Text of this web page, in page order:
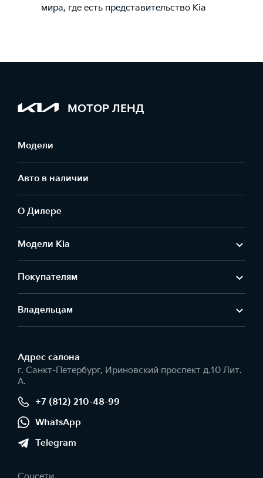
мира, где есть представительство Kia
МОТОР ЛЕНД
Модели
Авто в наличии
О Дилере
Модели Kia
Покупателям
Владельцам
Адрес салонa
г. Санкт-Петербург, Ириновский проспект д.10 Лит.
А.
+7 (812) 210-48-99
WhatsApp
Telegram